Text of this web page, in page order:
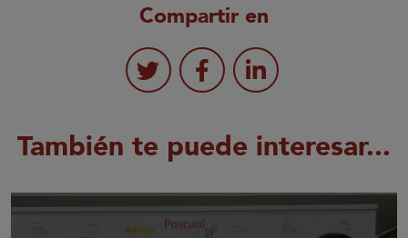
Compartir en
También te puede interesar...